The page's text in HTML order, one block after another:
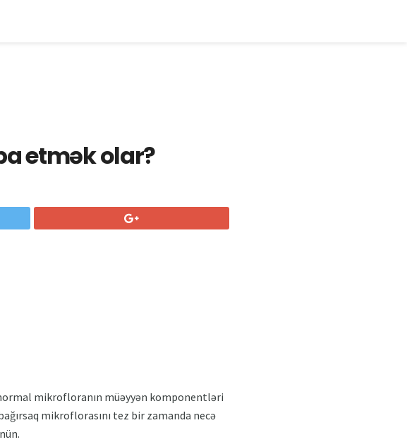
etmək olar?
mikrofloranın müəyyən komponentləri
mikroflorasını tez bir zamanda necə